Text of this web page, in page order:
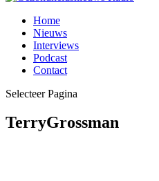
Home
Nieuws
Interviews
Podcast
Contact
Selecteer Pagina
TerryGrossman